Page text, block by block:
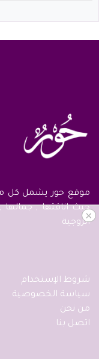
×
موقع حور يشمل كل ما
حيث اناقتها , جمالها
الزوجية
شروط الإستخدام
سياسة الخصوصية
من نحن
اتصل بنا